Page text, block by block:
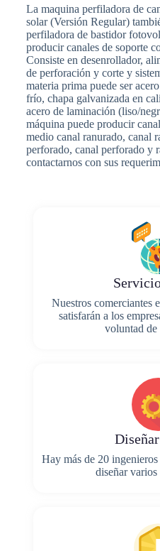
La maquina perfiladora de
solar (Versión Regular)
perfiladora de bastidor
producir canales de soporte
Consiste en desenrollador,
de perforación y corte y
materia prima puede ser
frío, chapa galvanizada en
acero de laminación (liso/
máquina puede producir
medio canal ranurado, canal
perforado, canal perforado y
contactarnos con sus
Nuestros comerciantes
satisfarán a los
voluntad de
Hay más de 20
diseñar varios